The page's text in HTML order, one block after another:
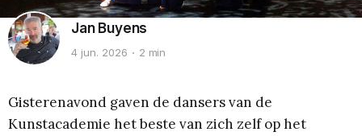
Jan Buyens
4 jun. 2026 2 min
Gisterenavond gaven de dansers van de
Kunstacademie het beste van zich zelf op het